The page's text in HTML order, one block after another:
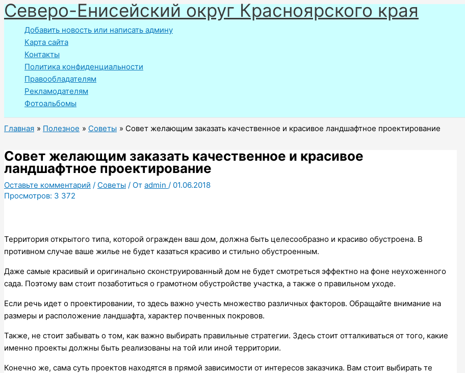
Перейти
к
содержимому
Северо-Енисейский округ Красноярского края
Добавить новость или написать админу
Карта сайта
Контакты
Политика конфиденциальности
Правообладателям
Рекламодателям
Фотоальбомы
Главная Полезное Советы Совет желающим заказать качественное и красивое ландшафтное проектирование
Совет желающим заказать качественное и красивое
ландшафтное проектирование
Оставьте комментарий / Советы / От admin / 01.06.2018
Просмотров: 3 372
Территория открытого типа, которой огражден ваш дом, должна быть целесообразно и красиво обустроена. В
противном случае ваше жилье не будет казаться красиво и стильно обустроенным.
Даже самые красивый и оригинально сконструированный дом не будет смотреться эффектно на фоне неухоженного
сада. Поэтому вам стоит позаботиться о грамотном обустройстве участка, а также о правильном уходе.
Если речь идет о проектировании, то здесь важно учесть множество различных факторов. Обращайте внимание на
размеры и расположение ландшафта, характер почвенных покровов.
Также, не стоит забывать о том, как важно выбирать правильные стратегии. Здесь стоит отталкиваться от того, какие
именно проекты должны быть реализованы на той или иной территории.
Конечно же, сама суть проектов находятся в прямой зависимости от интересов заказчика. Вам стоит выбирать те